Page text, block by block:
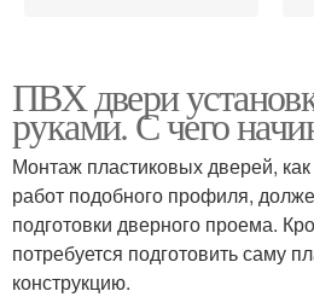
ПВХ двери
руками. С чего
Монтаж пластиковых дверей,
работ подобного профиля,
подготовки дверного проема.
потребуется подготовить саму
конструкцию.